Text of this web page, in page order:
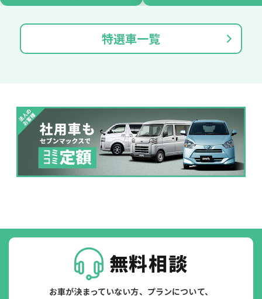
特選車一覧
無料相談
お車が決まっていない方、プランについて、